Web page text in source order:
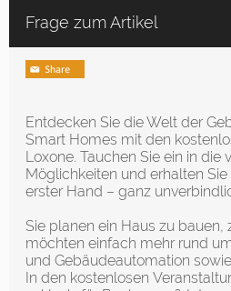
Frage zum Artikel
Entdecken Sie die Welt der
Smart Homes mit den
Loxone. Tauchen Sie ein in die
Möglichkeiten und erhalten
erster Hand – ganz
Sie planen ein Haus zu bauen,
möchten einfach mehr rund
und Gebäudeautomation
In den kostenlosen